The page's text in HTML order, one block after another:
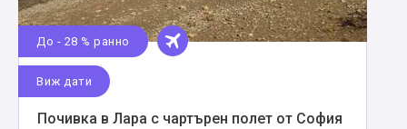
До - 28 % ранно
Виж дати
Почивка в Лара с чартърен полет от София